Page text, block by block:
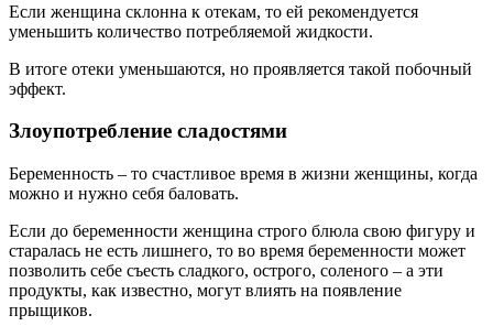
Если женщина склонна к отекам, то ей рекомендуется
уменьшить количество потребляемой жидкости.
В итоге отеки уменьшаются, но проявляется такой побочный
эффект.
Злоупотребление сладостями
Беременность – то счастливое время в жизни женщины, когда
можно и нужно себя баловать.
Если до беременности женщина строго блюла свою фигуру и
старалась не есть лишнего, то во время беременности может
позволить себе съесть сладкого, острого, соленого – а эти
продукты, как известно, могут влиять на появление
прыщиков.